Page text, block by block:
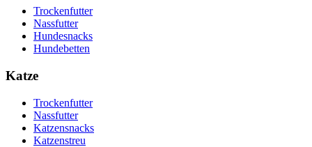
Trockenfutter
Nassfutter
Hundesnacks
Hundebetten
Katze
Trockenfutter
Nassfutter
Katzensnacks
Katzenstreu